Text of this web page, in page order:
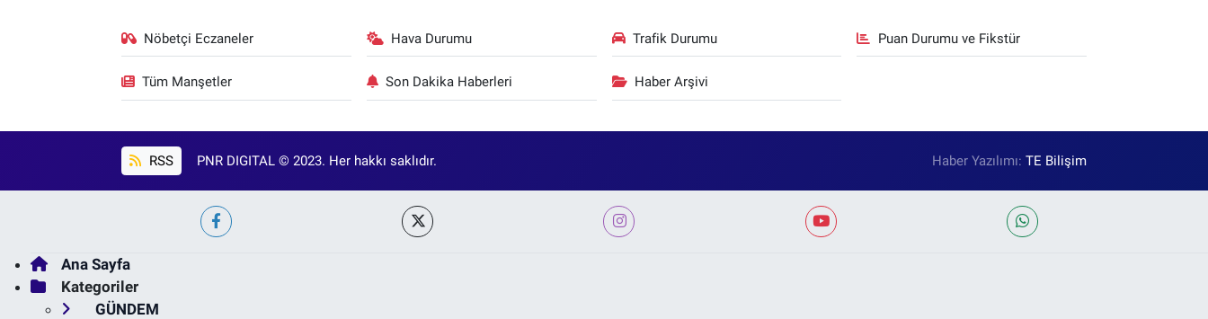
Nöbetçi Eczaneler Hava Durumu Trafik Durumu Puan Durumu ve Fikstür
Tüm Manşetler Son Dakika Haberleri Haber Arşivi
RSS PNR DIGITAL © 2023. Her hakkı saklıdır. Haber Yazılımı:TE Bilişim
Ana Sayfa
Kategoriler
GÜNDEM